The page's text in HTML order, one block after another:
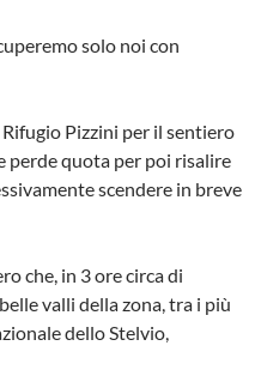
solo noi con
Pizzini per il sentiero
perde quota per poi risalire
scendere in breve
che, in 3 ore circa di
valli della zona, tra i più
dello Stelvio,